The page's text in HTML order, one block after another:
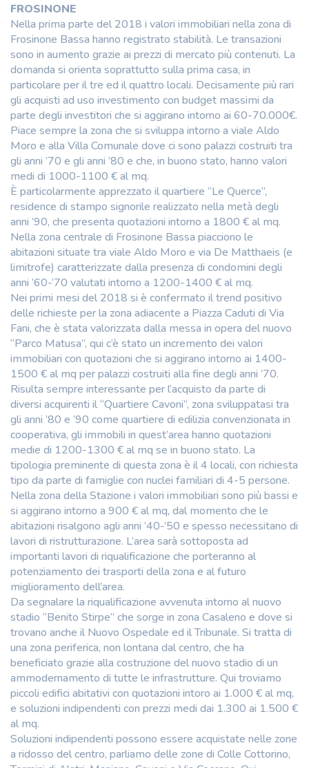
FROSINONE
Nella prima parte del 2018 i valori immobiliari nella zona di
Frosinone Bassa hanno registrato stabilità. Le transazioni
sono in aumento grazie ai prezzi di mercato più contenuti. La
domanda si orienta soprattutto sulla prima casa, in
particolare per il tre ed il quattro locali. Decisamente più rari
gli acquisti ad uso investimento con budget massimi da
parte degli investitori che si aggirano intorno ai 60-70.000€.
Piace sempre la zona che si sviluppa intorno a viale Aldo
Moro e alla Villa Comunale dove ci sono palazzi costruiti tra
gli anni ’70 e gli anni ’80 e che, in buono stato, hanno valori
medi di 1000-1100 € al mq.
È particolarmente apprezzato il quartiere “Le Querce”,
residence di stampo signorile realizzato nella metà degli
anni ’90, che presenta quotazioni intorno a 1800 € al mq.
Nella zona centrale di Frosinone Bassa piacciono le
abitazioni situate tra viale Aldo Moro e via De Matthaeis (e
limitrofe) caratterizzate dalla presenza di condomini degli
anni ’60-’70 valutati intorno a 1200-1400 € al mq.
Nei primi mesi del 2018 si è confermato il trend positivo
delle richieste per la zona adiacente a Piazza Caduti di Via
Fani, che è stata valorizzata dalla messa in opera del nuovo
“Parco Matusa”, qui c’è stato un incremento dei valori
immobiliari con quotazioni che si aggirano intorno ai 1400-
1500 € al mq per palazzi costruiti alla fine degli anni ’70.
Risulta sempre interessante per l’acquisto da parte di
diversi acquirenti il “Quartiere Cavoni”, zona sviluppatasi tra
gli anni ’80 e ’90 come quartiere di edilizia convenzionata in
cooperativa, gli immobili in quest’area hanno quotazioni
medie di 1200-1300 € al mq se in buono stato. La
tipologia preminente di questa zona è il 4 locali, con richiesta
tipo da parte di famiglie con nuclei familiari di 4-5 persone.
Nella zona della Stazione i valori immobiliari sono più bassi e
si aggirano intorno a 900 € al mq, dal momento che le
abitazioni risalgono agli anni ’40-’50 e spesso necessitano di
lavori di ristrutturazione. L’area sarà sottoposta ad
importanti lavori di riqualificazione che porteranno al
potenziamento dei trasporti della zona e al futuro
miglioramento dell’area.
Da segnalare la riqualificazione avvenuta intorno al nuovo
stadio “Benito Stirpe” che sorge in zona Casaleno e dove si
trovano anche il Nuovo Ospedale ed il Tribunale. Si tratta di
una zona periferica, non lontana dal centro, che ha
beneficiato grazie alla costruzione del nuovo stadio di un
ammodernamento di tutte le infrastrutture. Qui troviamo
piccoli edifici abitativi con quotazioni intoro ai 1.000 € al mq,
e soluzioni indipendenti con prezzi medi dai 1.300 ai 1.500 €
al mq.
Soluzioni indipendenti possono essere acquistate nelle zone
a ridosso del centro, parliamo delle zone di Colle Cottorino,